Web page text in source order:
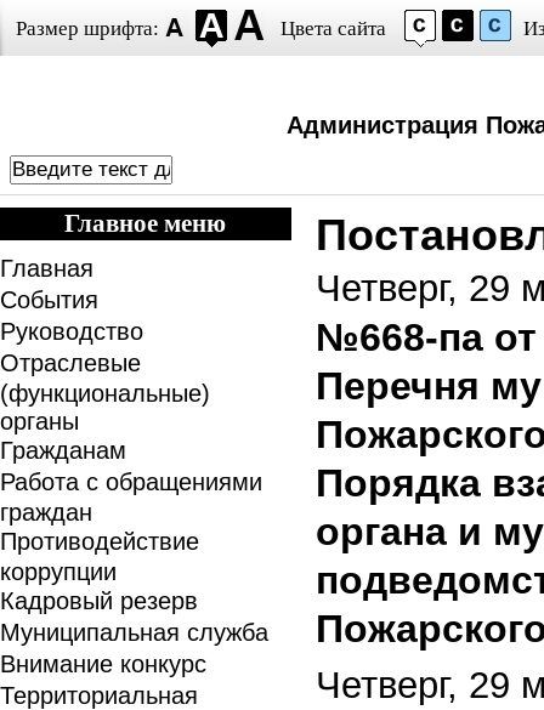
Размер шрифта: Цвета сайта
Администрация
Главное меню
Главная
События
Руководство
Отраслевые
(функциональные)
органы
Гражданам
Работа с обращениями
граждан
Противодействие
коррупции
Кадровый резерв
Муниципальная служба
Внимание конкурс
Территориальная
Четверг, 29
№668-па от
Перечня
Порядка
органа и
Четверг, 29